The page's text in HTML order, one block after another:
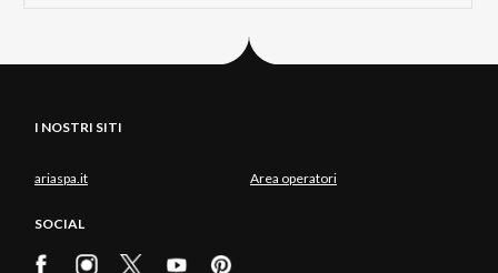
I NOSTRI SITI
ariaspa.it Area operatori
SOCIAL